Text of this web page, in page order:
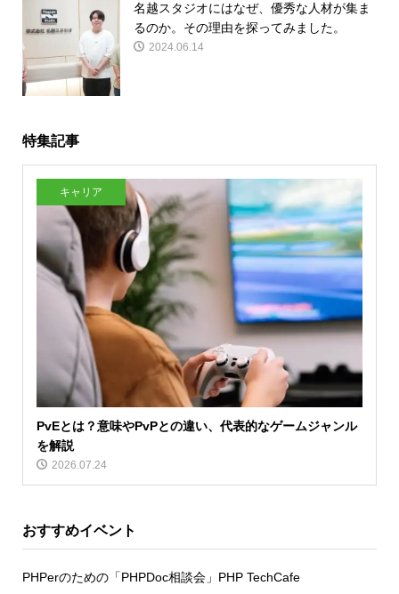
名越スタジオにはなぜ、優秀な人材が集ま
るのか。その理由を探ってみました。
2024.06.14
特集記事
キャリア
PvEとは？意味やPvPとの違い、代表的なゲームジャンル
を解説
2026.07.24
おすすめイベント
PHPerのための「PHPDoc相談会」PHP TechCafe